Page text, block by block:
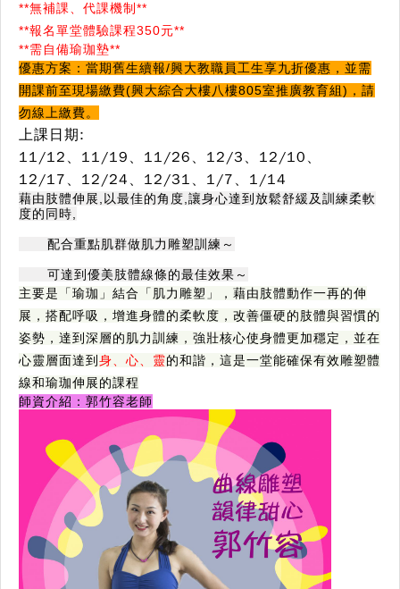
**無補課、代課機制 **
**報名單堂體驗課程350元**
**需自備瑜珈墊**
優惠方案：當期舊生續報/興大教職員工生享九折優惠，並需
開課前至現場繳費(興大綜合大樓八樓805室推廣教育組) ， 請
勿線上繳費。
上課日期:
11/12、11/19、11/26、12/3、12/10、
12/17、12/24、12/31、1/7、1/14
藉由肢體伸展,以最佳的角度,讓身心達到放鬆舒緩及訓練柔軟
度的同時,
	配合重點肌群做肌力雕塑訓練～
	可達到優美肢體線條的最佳效果～
主要是「瑜珈」結合「肌力雕塑」，藉由肢體動作一再的伸
展，搭配呼吸，增進身體的柔軟度，改善僵硬的肢體與習慣的
姿勢，達到深層的肌力訓練，強壯核心使身體更加穩定，並在
心靈層面達到 身、心、靈的和諧，這是一堂能確保有效雕塑體
線和瑜珈伸展的課程
師資介紹：郭竹容老師